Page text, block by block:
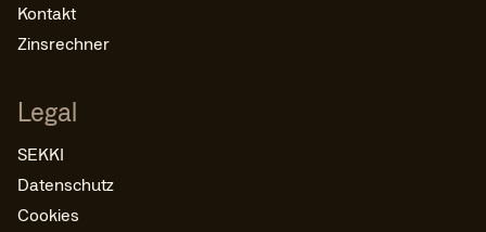
Kontakt
Zinsrechner
Legal
SEKKI
Datenschutz
Cookies